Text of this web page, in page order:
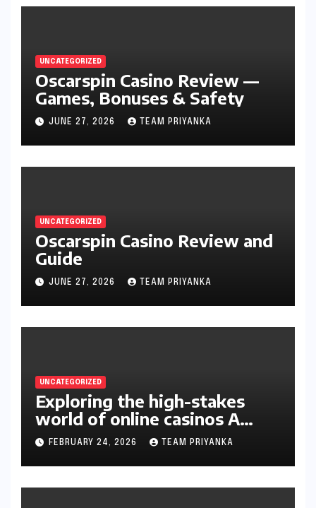
UNCATEGORIZED
Oscarspin Casino Review —
Games, Bonuses & Safety
JUNE 27, 2026 TEAM PRIYANKA
UNCATEGORIZED
Oscarspin Casino Review and
Guide
JUNE 27, 2026 TEAM PRIYANKA
UNCATEGORIZED
Exploring the high-stakes
world of online casinos A
gambler’s guide
FEBRUARY 24, 2026 TEAM PRIYANKA